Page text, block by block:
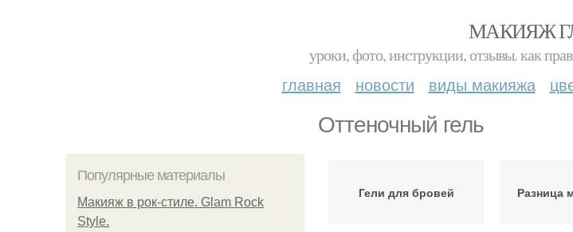
МАКИЯЖ
уроки, фото, инструкции, отзывы. как
главная новости виды макияжа
Оттеночный гель
Популярные материалы
Макияж в рок-стиле. Glam Rock
Style.
Гели для бровей Разница